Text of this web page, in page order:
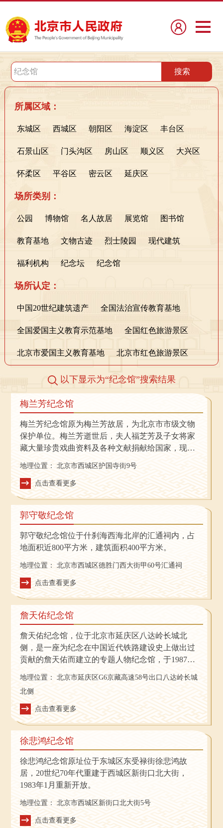
所属区域：
东城区 西城区 朝阳区 海淀区 丰台区
石景山区 门头沟区 房山区 顺义区 大兴区
怀柔区 平谷区 密云区 延庆区
场所类别：
公园 博物馆 名人故居 展览馆 图书馆
教育基地 文物古迹 烈士陵园 现代建筑
福利机构 纪念坛 纪念馆
场所认定：
中国20世纪建筑遗产 全国法治宣传教育基地
全国爱国主义教育示范基地 全国红色旅游景区
北京市爱国主义教育基地 北京市红色旅游景区
以下显示为“纪念馆”搜索结果
梅兰芳纪念馆
梅兰芳纪念馆原为梅兰芳故居，为北京市市级文物
保护单位。梅兰芳逝世后，夫人福芝芳及子女将家
藏大量珍贵戏曲资料及各种文献捐献给国家，现为
地理位置： 北京市西城区护国寺街9号
点击查看更多
郭守敬纪念馆
郭守敬纪念馆位于什刹海西海北岸的汇通祠内，占
地面积近800平方米，建筑面积400平方米。
地理位置： 北京市西城区德胜门西大街甲60号汇通祠
点击查看更多
詹天佑纪念馆
詹天佑纪念馆，位于北京市延庆区八达岭长城北
侧，是一座为纪念在中国近代铁路建设史上做出过
贡献的詹天佑而建立的专题人物纪念馆，于1987年
地理位置：
北京市延庆区G6京藏高速58号出口八达岭长城
北侧
点击查看更多
徐悲鸿纪念馆
徐悲鸿纪念馆原址位于东城区东受禄街徐悲鸿故
居，20世纪70年代重建于西城区新街口北大街，
1983年1月重新开放。
地理位置： 北京市西城区新街口北大街5号
点击查看更多